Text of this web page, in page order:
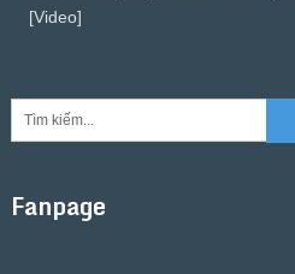
[Video]
Fanpage